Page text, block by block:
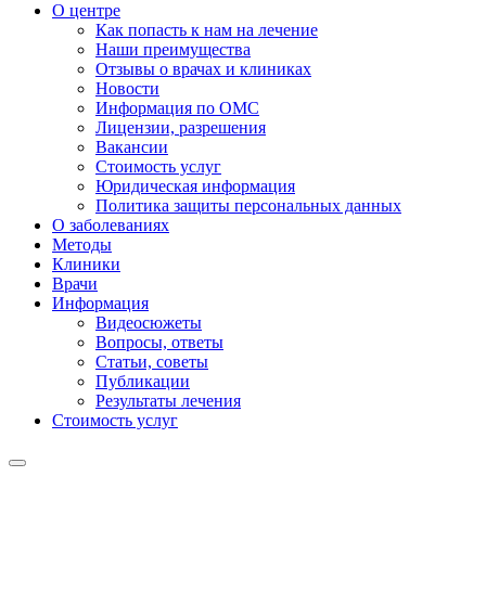
О центре
Как попасть к нам на лечение
Наши преимущества
Отзывы о врачах и клиниках
Новости
Информация по ОМС
Лицензии, разрешения
Вакансии
Стоимость услуг
Юридическая информация
Политика защиты персональных данных
О заболеваниях
Методы
Клиники
Врачи
Информация
Видеосюжеты
Вопросы, ответы
Статьи, советы
Публикации
Результаты лечения
Стоимость услуг